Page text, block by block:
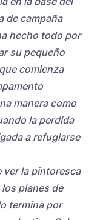
de campaña
hecho todo por
su pequeño
comienza
manera como
la perdida
a refugiarse
ver la pintoresca
planes de
termina por